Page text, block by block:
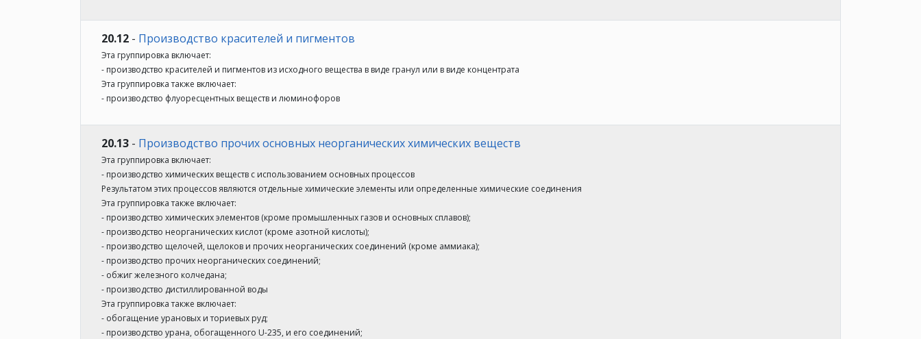
20.12 - Производство красителей и пигментов
Эта группировка включает:
- производство красителей и пигментов из исходного вещества в виде гранул или в виде концентрата
Эта группировка также включает:
- производство флуоресцентных веществ и люминофоров
20.13 - Производство прочих основных неорганических химических веществ
Эта группировка включает:
- производство химических веществ с использованием основных процессов
Результатом этих процессов являются отдельные химические элементы или определенные химические соединения
Эта группировка также включает:
- производство химических элементов (кроме промышленных газов и основных сплавов);
- производство неорганических кислот (кроме азотной кислоты);
- производство щелочей, щелоков и прочих неорганических соединений (кроме аммиака);
- производство прочих неорганических соединений;
- обжиг железного колчедана;
- производство дистиллированной воды
Эта группировка также включает:
- обогащение урановых и ториевых руд;
- производство урана, обогащенного U-235, и его соединений;